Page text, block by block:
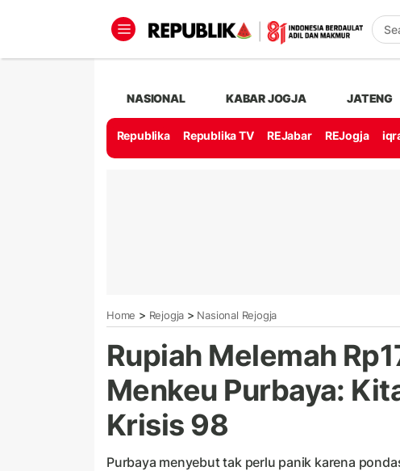
NASIONAL KABAR JOGJA JATENG
Republika Republika TV REJabar REJogja
Home > Rejogja > Nasional Rejogja
Rupiah Melemah
Menkeu Purbaya:
Krisis 98
Purbaya menyebut tak perlu panik karena